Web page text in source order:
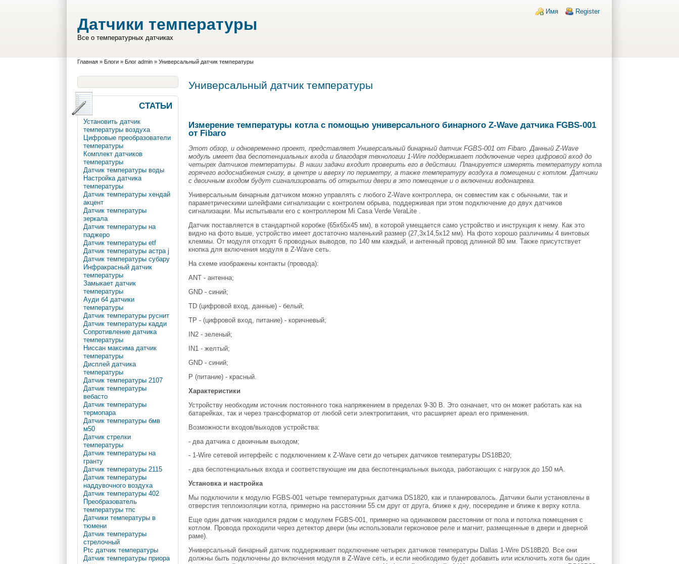
Login links
Имя Register
Датчики температуры
Все о температурных датчиках
Вы здесь
Главная» Блоги» Блог admin» Универсальный датчик температуры
СТАТЬИ
Установить датчик
температуры воздуха
Цифровые преобразователи
температуры
Комплект датчиков
температуры
Датчик температуры воды
Настройка датчика
температуры
Датчик температуры хендай
акцент
Датчик температуры
зеркала
Датчик температуры на
паджеро
Датчик температуры etf
Датчик температуры астра j
Датчик температуры субару
Инфракрасный датчик
температуры
Замыкает датчик
температуры
Ауди б4 датчики
температуры
Датчик температуры руснит
Датчик температуры кадди
Сопротивление датчика
температуры
Ниссан максима датчик
температуры
Дисплей датчика
температуры
Датчик температуры 2107
Датчик температуры
вебасто
Датчик температуры
термопара
Датчик температуры бмв
м50
Датчик стрелки
температуры
Датчик температуры на
гранту
Датчик температуры 2115
Датчик температуры
наддувочного воздуха
Датчик температуры 402
Преобразователь
температуры тпс
Датчики температуры в
тюмени
Датчик температуры
стрелочный
Ptc датчик температуры
Датчик температуры приора
Универсальный датчик температуры
Измерение температуры котла с помощью универсального бинарного Z-Wave датчика FGBS-001
от Fibaro
Этот обзор, и одновременно проект, представляет Универсальный бинарный датчик FGBS-001 от Fibaro. Данный Z-Wave
модуль имеет два беспотенциальных входа и благодаря технологии 1-Wire поддерживает подключение через цифровой вход до
четырех датчиков температуры. В наши задачи входит проверить его в действии. Планируется измерять температуру котла
горячего водоснабжения снизу, в центре и вверху по периметру, а также температуру воздуха в помещении с котлом. Датчики
с двоичным входом будут сигнализировать об открытии двери в это помещение и о включении водонагрева.
Универсальным бинарным датчиком можно управлять с любого Z-Wave контроллера, он совместим как с обычными, так и
параметрическими шлейфами сигнализации с контролем обрыва, поддерживая при этом подключение до двух датчиков
сигнализации. Мы испытывали его с контроллером Mi Casa Verde VeraLite .
Датчик поставляется в стандартной коробке (65х65х45 мм), в которой умещается само устройство и инструкция к нему. Как это
видно на фото выше, устройство имеет достаточно маленький размер (27,3х14,5х12 мм). На фото хорошо различимы 4 винтовых
клеммы. От модуля отходят 6 проводных выводов, по 140 мм каждый, и антенный провод длинной 80 мм. Также присутствует
кнопка для включения модуля в Z-Wave сеть.
На схеме изображены контакты (провода):
ANT - антенна;
GND - синий;
TD (цифровой вход, данные) - белый;
TP - (цифровой вход, питание) - коричневый;
IN2 - зеленый;
IN1 - желтый;
GND - синий;
P (питание) - красный.
Характеристики
Устройству необходим источник постоянного тока напряжением в пределах 9-30 В. Это означает, что он может работать как на
батарейках, так и через трансформатор от любой сети электропитания, что расширяет ареал его применения.
Возможности входов/выходов устройства:
- два датчика с двоичным выходом;
- 1-Wire сетевой интерфейс с подключением к Z-Wave сети до четырех датчиков температуры DS18B20;
- два беспотенциальных входа и соответствующие им два беспотенциальных выхода, работающих с нагрузок до 150 мА.
Установка и настройка
Мы подключили к модулю FGBS-001 четыре температурных датчика DS1820, как и планировалось. Датчики были установлены в
отверстия теплоизоляции котла, примерно на расстоянии 55 см друг от друга, ближе к дну, посередине и ближе к верху котла.
Еще один датчик находился рядом с модулем FGBS-001, примерно на одинаковом расстоянии от пола и потолка помещения с
котлом. Провода проходили через детектор двери (мы использовали герконовое реле и магнит, размещенные в двери и дверной
раме).
Универсальный бинарный датчик поддерживает подключение четырех датчиков температуры Dallas 1-Wire DS18B20. Все они
должны быть подключены до включения модуля в Z-Wave сеть, и если необходимо будет добавить или исключить хотя бы один